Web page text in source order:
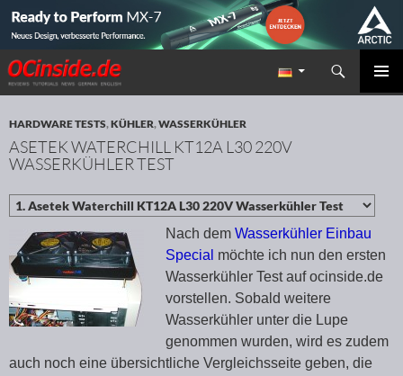
Redaktion ocinside.de PC Hardware Portal
Suchen
ZUM INHALT SPRINGEN
HARDWARE TESTS,KÜHLER,WASSERKÜHLER
ASETEK WATERCHILL KT12A L30 220V
WASSERKÜHLER TEST
Nach dem Wasserkühler Einbau
Special möchte ich nun den ersten
Wasserkühler Test auf ocinside.de
vorstellen. Sobald weitere
Wasserkühler unter die Lupe
genommen wurden, wird es zudem
auch noch eine übersichtliche Vergleichsseite geben, die